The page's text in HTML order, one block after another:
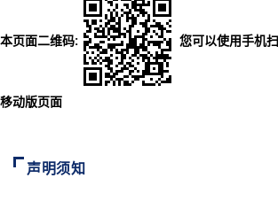
本页面二维码: 您可以使用手机
移动版页面
声明须知